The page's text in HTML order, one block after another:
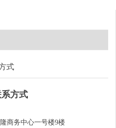
式
方式
商务中心一号楼9楼